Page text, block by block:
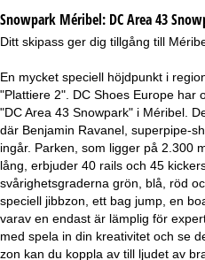
Snowpark Méribel: DC Area 43
Ditt skipass ger dig tillgång till
En mycket speciell höjdpunkt i
"Plattiere 2". DC Shoes Europe har
"DC Area 43 Snowpark" i Méribel.
där Benjamin Ravanel, superpipe-
ingår. Parken, som ligger på 2.300
lång, erbjuder 40 rails och 45
svårighetsgraderna grön, blå, röd
speciell jibbzon, ett bag jump, en
varav en endast är lämplig för
med spela in din kreativitet och se
zon kan du koppla av till ljudet av